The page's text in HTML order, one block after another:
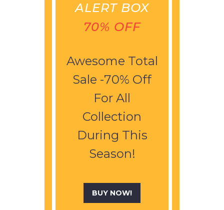
ALERT BOX
70% OFF
Awesome Total
Sale -70% Off
For All
Collection
During This
Season!
BUY NOW!